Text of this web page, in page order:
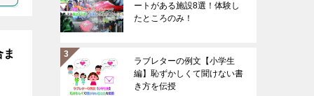
ートがある施設8選！体験し
たところのみ！
ラブレターの例文【小学生
編】恥ずかしくて聞けない書
き方を伝授